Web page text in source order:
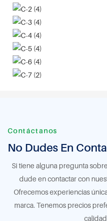
Contáctanos
No Dudes En
Si tiene alguna pregunta
dude en contactar con
Ofrecemos experiencias
marca. Tenemos precios